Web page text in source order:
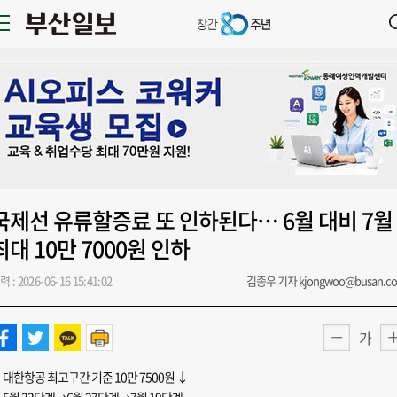
제선 유류할증료 또 인하된다… 6월 대비 7월
대 10만 7000원 인하
: 2026-06-16 15:41:02 김종우 기자
가
대한항공 최고구간 기준 10만 7500원 ↓